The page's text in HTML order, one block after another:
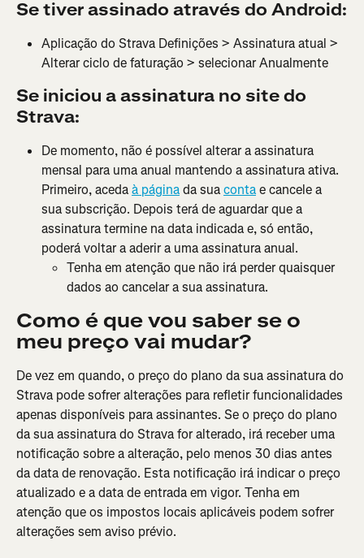
Se tiver assinado através do Android:
Aplicação do Strava Definições > Assinatura atual >
Alterar ciclo de faturação > selecionar Anualmente
Se iniciou a assinatura no site do
Strava:
De momento, não é possível alterar a assinatura
mensal para uma anual mantendo a assinatura ativa.
Primeiro, aceda à página da sua conta e cancele a
sua subscrição. Depois terá de aguardar que a
assinatura termine na data indicada e, só então,
poderá voltar a aderir a uma assinatura anual.
Tenha em atenção que não irá perder quaisquer
dados ao cancelar a sua assinatura.
Como é que vou saber se o
meu preço vai mudar?
De vez em quando, o preço do plano da sua assinatura do
Strava pode sofrer alterações para refletir funcionalidades
apenas disponíveis para assinantes. Se o preço do plano
da sua assinatura do Strava for alterado, irá receber uma
notificação sobre a alteração, pelo menos 30 dias antes
da data de renovação. Esta notificação irá indicar o preço
atualizado e a data de entrada em vigor. Tenha em
atenção que os impostos locais aplicáveis podem sofrer
alterações sem aviso prévio.